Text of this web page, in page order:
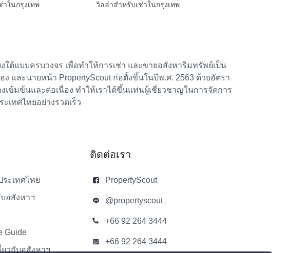
ในกรุงเทพ วิลล่าสำหรับเช่าในกรุงเทพ
ต้แบบครบวงจร เพื่อทำให้การเช่า และขายอสังหาริมทรัพย์เป็น
และนายหน้า PropertyScout ก่อตั้งขึ้นในปีพ.ศ. 2563 ด้วยอัตรา
ข้มข้นและต่อเนื่อง ทำให้เราได้ขึ้นแท่นผู้เชี่ยวชาญในการจัดการ
ทศไทยอย่างรวดเร็ว
ะเทศไทย
อสังหาฯ
Guide
วกับอสังหาฯ
ติดต่อเรา
PropertyScout
@propertyscout
+66 92 264 3444
+66 92 264 3444